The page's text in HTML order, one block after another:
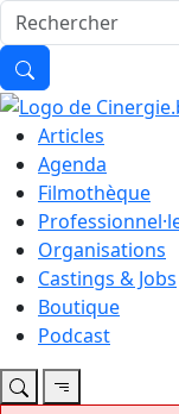
Articles
Agenda
Filmothèque
Organisations
Castings & Jobs
Boutique
Podcast